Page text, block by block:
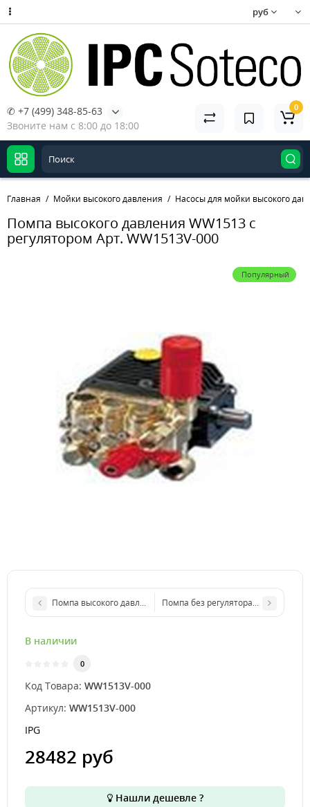
руб
✆ +7 (499) 348-85-63
Звоните нам с 8:00 до 18:00
0
Главная Мойки высокого давления Насосы для мойки высокого
Помпа высокого давления WW1513 с
регулятором Арт. WW1513V-000
Популярный
Помпа высокого давления interpump group W1550
Помпа без регулятора EVOLUTION
В наличии
0
Код Товара: WW1513V-000
Артикул: WW1513V-000
IPG
28482 руб
Нашли дешевле ?